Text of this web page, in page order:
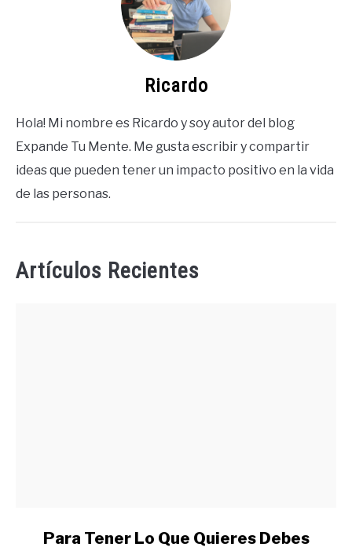
Ricardo
Hola! Mi nombre es Ricardo y soy autor del blog
Expande Tu Mente. Me gusta escribir y compartir
ideas que pueden tener un impacto positivo en la vida
de las personas.
Artículos Recientes
Para Tener Lo Que Quieres Debes